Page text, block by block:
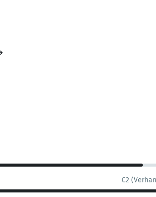
C2